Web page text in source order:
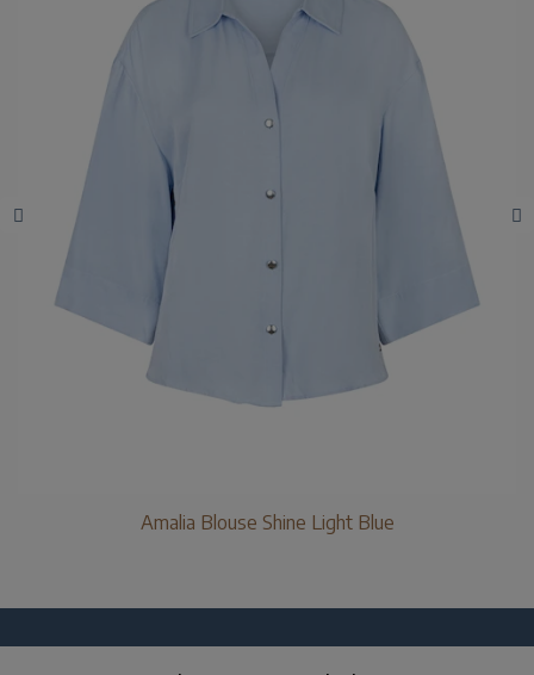
Amalia Blouse Shine Light Blue